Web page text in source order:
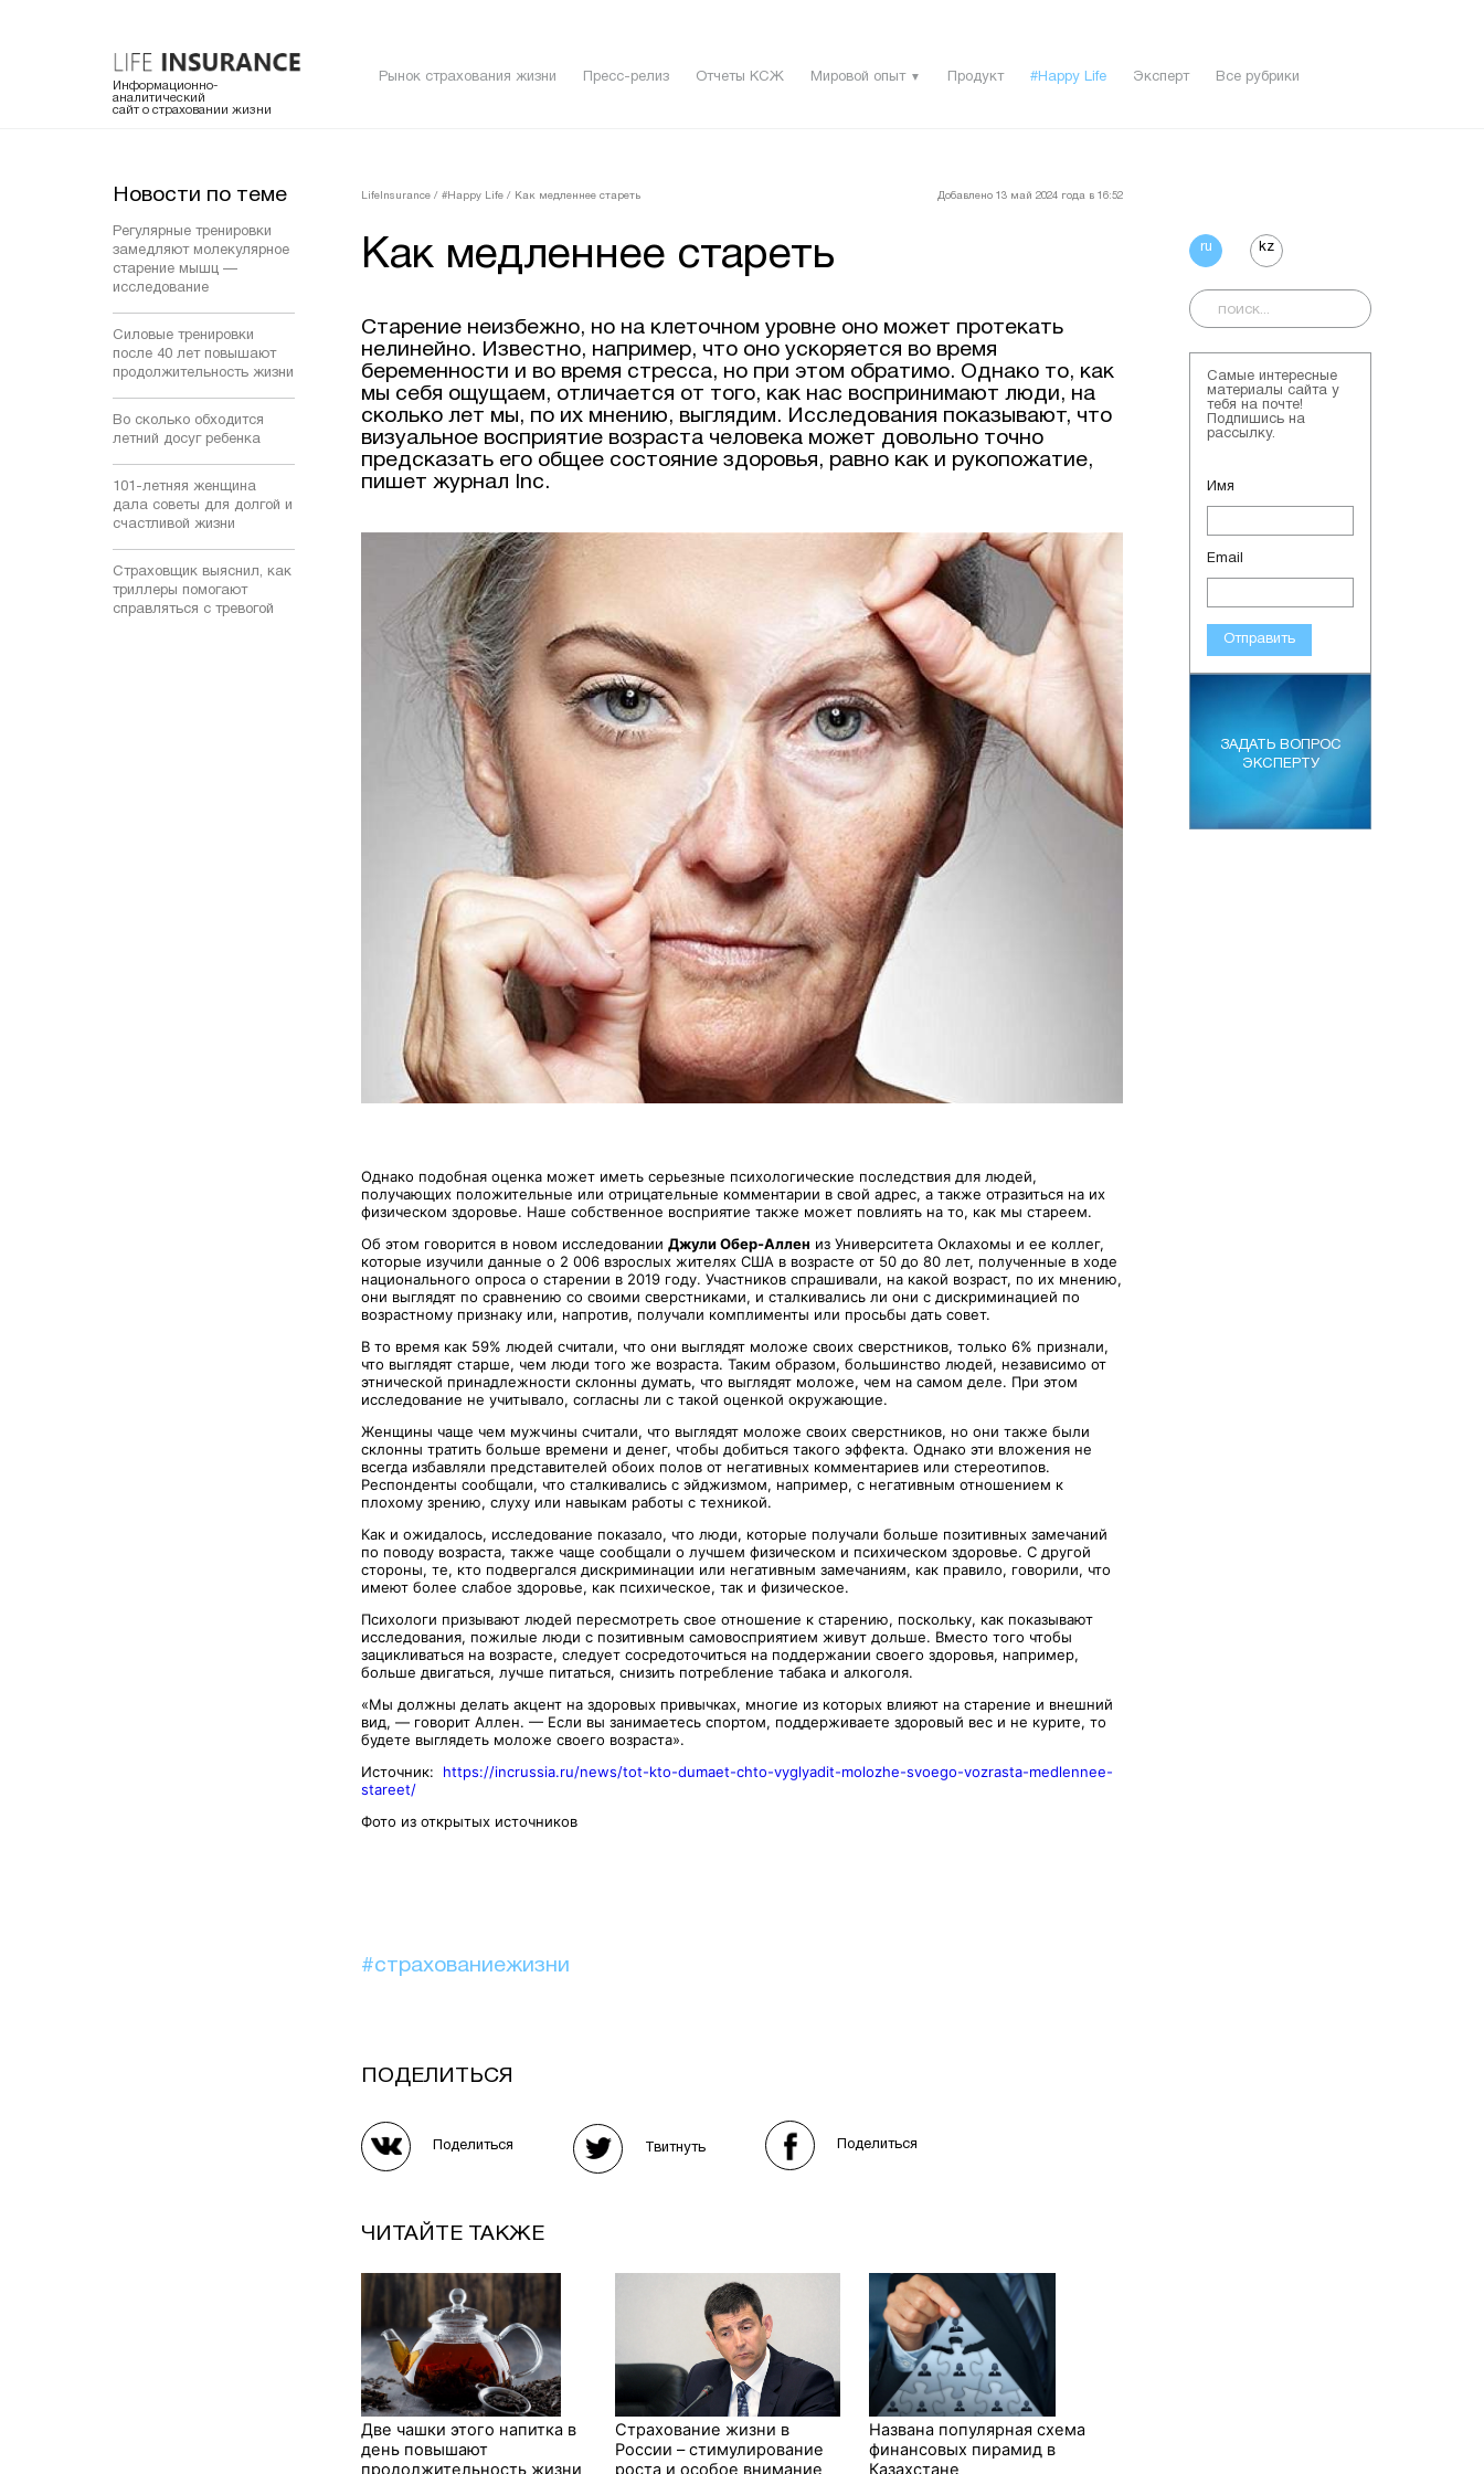
Информационно-
аналитический
сайт о страховании жизни
Рынок страхования жизни Пресс-релиз Отчеты КСЖ Мировой опыт ▼ Продукт #Happy Life Эксперт Все рубрики
Новости по теме
Регулярные тренировки
замедляют молекулярное
старение мышц —
исследование
Силовые тренировки
после 40 лет повышают
продолжительность жизни
Во сколько обходится
летний досуг ребенка
101-летняя женщина
дала советы для долгой и
счастливой жизни
Страховщик выяснил, как
триллеры помогают
справляться с тревогой
LifeInsurance / #Happy Life / Как медленнее стареть Добавлено 13 май 2024 года в 16:52
Как медленнее стареть
Старение неизбежно, но на клеточном уровне оно может протекать
нелинейно. Известно, например, что оно ускоряется во время
беременности и во время стресса, но при этом обратимо. Однако то, как
мы себя ощущаем, отличается от того, как нас воспринимают люди, на
сколько лет мы, по их мнению, выглядим. Исследования показывают, что
визуальное восприятие возраста человека может довольно точно
предсказать его общее состояние здоровья, равно как и рукопожатие,
пишет журнал Inc.
Однако подобная оценка может иметь серьезные психологические последствия для людей,
получающих положительные или отрицательные комментарии в свой адрес, а также отразиться на их
физическом здоровье. Наше собственное восприятие также может повлиять на то, как мы стареем.
Об этом говорится в новом исследовании Джули Обер-Аллен из Университета Оклахомы и ее коллег,
которые изучили данные о 2 006 взрослых жителях США в возрасте от 50 до 80 лет, полученные в ходе
национального опроса о старении в 2019 году. Участников спрашивали, на какой возраст, по их мнению,
они выглядят по сравнению со своими сверстниками, и сталкивались ли они с дискриминацией по
возрастному признаку или, напротив, получали комплименты или просьбы дать совет.
В то время как 59% людей считали, что они выглядят моложе своих сверстников, только 6% признали,
что выглядят старше, чем люди того же возраста. Таким образом, большинство людей, независимо от
этнической принадлежности склонны думать, что выглядят моложе, чем на самом деле. При этом
исследование не учитывало, согласны ли с такой оценкой окружающие.
Женщины чаще чем мужчины считали, что выглядят моложе своих сверстников, но они также были
склонны тратить больше времени и денег, чтобы добиться такого эффекта. Однако эти вложения не
всегда избавляли представителей обоих полов от негативных комментариев или стереотипов.
Респонденты сообщали, что сталкивались с эйджизмом, например, с негативным отношением к
плохому зрению, слуху или навыкам работы с техникой.
Как и ожидалось, исследование показало, что люди, которые получали больше позитивных замечаний
по поводу возраста, также чаще сообщали о лучшем физическом и психическом здоровье. С другой
стороны, те, кто подвергался дискриминации или негативным замечаниям, как правило, говорили, что
имеют более слабое здоровье, как психическое, так и физическое.
Психологи призывают людей пересмотреть свое отношение к старению, поскольку, как показывают
исследования, пожилые люди с позитивным самовосприятием живут дольше. Вместо того чтобы
зацикливаться на возрасте, следует сосредоточиться на поддержании своего здоровья, например,
больше двигаться, лучше питаться, снизить потребление табака и алкоголя.
«Мы должны делать акцент на здоровых привычках, многие из которых влияют на старение и внешний
вид, — говорит Аллен. — Если вы занимаетесь спортом, поддерживаете здоровый вес и не курите, то
будете выглядеть моложе своего возраста».
Источник: https://incrussia.ru/news/tot-kto-dumaet-chto-vyglyadit-molozhe-svoego-vozrasta-medlennee-
stareet/
Фото из открытых источников
#страхованиежизни
ПОДЕЛИТЬСЯ
Поделиться Твитнуть Поделиться
ЧИТАЙТЕ ТАКЖЕ
Две чашки этого напитка в
день повышают
продолжительность жизни
Страхование жизни в
России – стимулирование
роста и особое внимание
Названа популярная схема
финансовых пирамид в
Казахстане
ru kz
Самые интересные
материалы сайта у
тебя на почте!
Подпишись на
рассылку.
Имя
Email
Отправить
ЗАДАТЬ ВОПРОС
ЭКСПЕРТУ